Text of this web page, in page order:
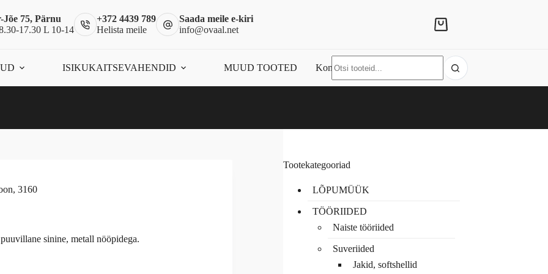
Jõe 75, Pärnu
17.30 L 10-14
+372 4439 789
Helista meile
Saada meile e-kiri
info@ovaal.net
Shopping
ISIKUKAITSEVAHENDID MUUD TOOTED Kontakt
results
3160
sinine, metall nööpidega.
Tootekategooriad
LÕPUMÜÜK
TÖÖRIIDED
Naiste tööriided
Suveriided
Jakid, softshellid